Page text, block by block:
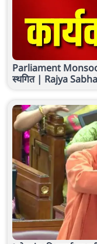
Parliament
स्थगित | Rajya